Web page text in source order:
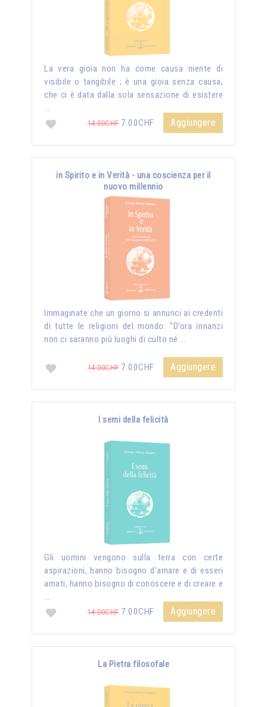
La vera gioia non ha come causa niente di
visibile o tangibile ; è una gioia senza causa,
che ci è data dalla sola sensazione di esistere
…
14.00CHF7.00CHF Aggiungere
in Spirito e in Verità - una coscienza per il
nuovo millennio
Immaginate che un giorno si annunci ai credenti
di tutte le religioni del mondo: "D’ora innanzi
non ci saranno più luoghi di culto né …
14.00CHF7.00CHF Aggiungere
I semi della felicità
Gli uomini vengono sulla terra con certe
aspirazioni, hanno bisogno d’amare e di esseri
amati, hanno bisogno di conoscere e di creare e
…
14.00CHF7.00CHF Aggiungere
La Pietra filosofale